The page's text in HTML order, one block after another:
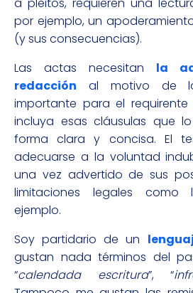
a pleitos, requieren una
por ejemplo, un
(y sus consecuencias).
Las actas necesitan la
redacción al motivo de
importante para el
incluya esas cláusulas que
forma clara y concisa. El
adecuarse a la voluntad
una vez advertido de sus
limitaciones legales como
ejemplo.
Soy partidario de un
gustan nada términos del
“calendada escritura”, “